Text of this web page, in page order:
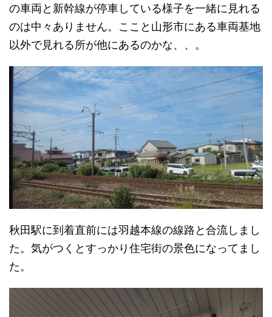
の車両と新幹線が停車している様子を一緒に見れる
のは中々ありません。ここと山形市にある車両基地
以外で見れる所が他にあるのかな、、。
秋田駅に到着直前には羽越本線の線路と合流しまし
た。気がつくとすっかり住宅街の景色になってまし
た。